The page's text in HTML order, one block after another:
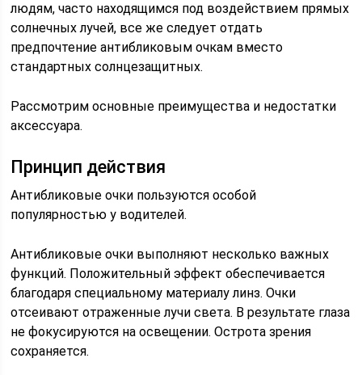
людям, часто находящимся под воздействием прямых
солнечных лучей, все же следует отдать
предпочтение антибликовым очкам вместо
стандартных солнцезащитных.
Рассмотрим основные преимущества и недостатки
аксессуара.
Принцип действия
Антибликовые очки пользуются особой
популярностью у водителей.
Антибликовые очки выполняют несколько важных
функций. Положительный эффект обеспечивается
благодаря специальному материалу линз. Очки
отсеивают отраженные лучи света. В результате глаза
не фокусируются на освещении. Острота зрения
сохраняется.